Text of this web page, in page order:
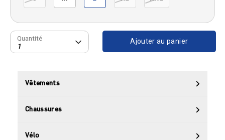
Quantité
1
Quantité Ajouter au panier
Vêtements
Chaussures
Vélo